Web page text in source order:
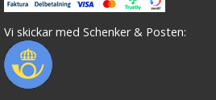
Vi skickar med Schenker & Posten: